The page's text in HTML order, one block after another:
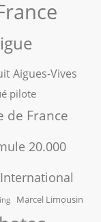
Aigues-Vives
pilote
de France
20.000
International
Marcel Limousin